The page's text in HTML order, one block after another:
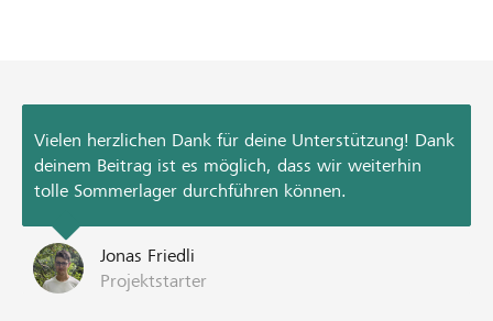
Vielen herzlichen Dank für deine Unterstützung! Dank
deinem Beitrag ist es möglich, dass wir weiterhin
tolle Sommerlager durchführen können.
Jonas Friedli
Projektstarter